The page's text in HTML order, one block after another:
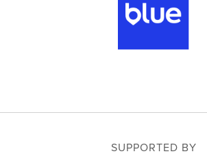
SUPPORTED BY